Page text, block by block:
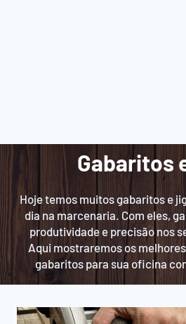
Gabaritos
Hoje temos muitos gabaritos e
dia na marcenaria. Com eles,
produtividade e precisão nos
Aqui mostraremos os
gabaritos para sua oficina